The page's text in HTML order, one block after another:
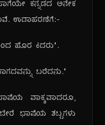
ಕನ್ನಡದ ಅನೇಕ
ಉದಾಹರಣೆಗೆ:-
ಹೊರ ಕಿದರು".
ಬರೆದನು."
ವಾಕ್ಯವಾದರೂ,
ಭಾಷೆಯ ಶಬ್ದಗಳು